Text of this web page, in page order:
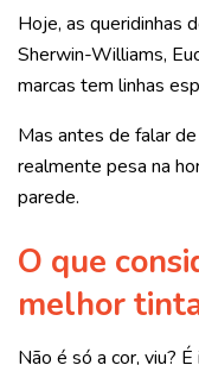
Hoje, as queridinhas
Sherwin-Williams,
marcas tem linhas
Mas antes de falar
realmente pesa na
parede.
O que
melhor
Não é só a cor, viu?